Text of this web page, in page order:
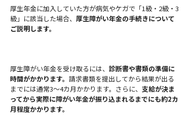
厚生年金に加入していた方が病気やケガで「1級・2級・3
級」に該当した場合、 厚生障がい年金の手続きについて
ご説明します。
厚生障がい年金を受け取るには、 診断書や書類の準備に
時間がかかります。 請求書類を提出してから結果が出る
までには通常3〜4カ月かかります。さらに、 支給が決ま
ってから実際に障がい年金が振り込まれるまでにも約2カ
月程度かかります。